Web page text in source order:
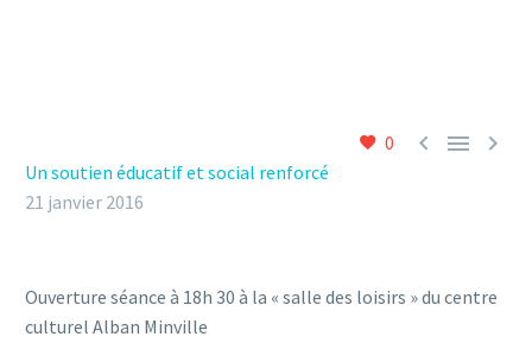
0   
Un soutien éducatif et social renforcé
21 janvier 2016
Ouverture séance à 18h 30 à la « salle des loisirs » du centre
culturel Alban Minville